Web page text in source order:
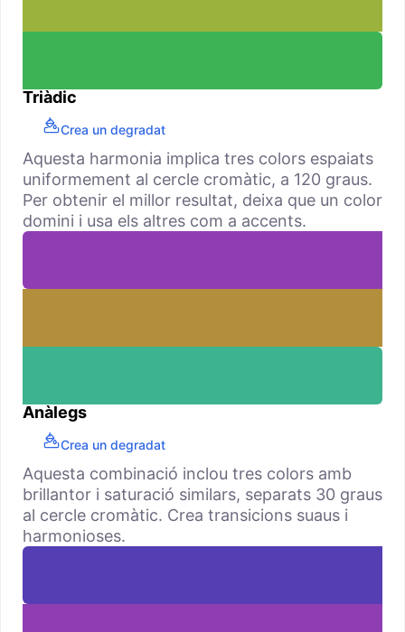
Triàdic
Crea un degradat
Aquesta harmonia implica tres colors espaiats
uniformement al cercle cromàtic, a 120 graus.
Per obtenir el millor resultat, deixa que un color
domini i usa els altres com a accents.
Anàlegs
Crea un degradat
Aquesta combinació inclou tres colors amb
brillantor i saturació similars, separats 30 graus
al cercle cromàtic. Crea transicions suaus i
harmonioses.